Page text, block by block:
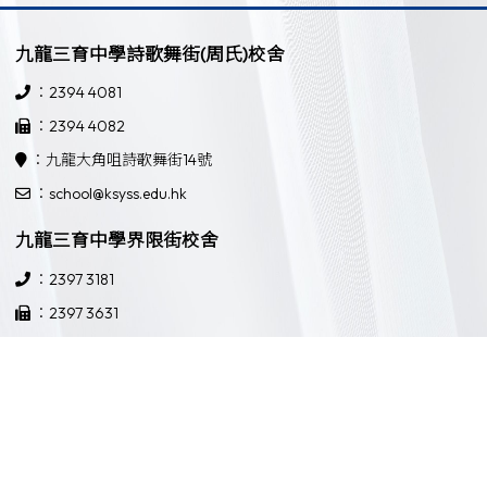
九龍三育中學詩歌舞街(周氏)校舍
：2394 4081
：2394 4082
：九龍大角咀詩歌舞街14號
：school@ksyss.edu.hk
九龍三育中學界限街校舍
：2397 3181
：2397 3631